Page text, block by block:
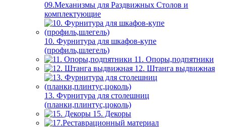
09.Механизмы для Раздвижных Столов и
комплектующие
10. Фурнитура для шкафов-купе
(профиль,шлегель)
11. Опоры,подпятники
12. Штанга выдвижная
13. Фурнитура для столешниц
(планки,плинтус,цоколь)
15. Декоры